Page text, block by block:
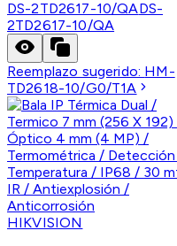
DS-2TD2617-10/QADS-
2TD2617-10/QA
Reemplazo sugerido: HM-
TD2618-10/G0/T1A
HIKVISION